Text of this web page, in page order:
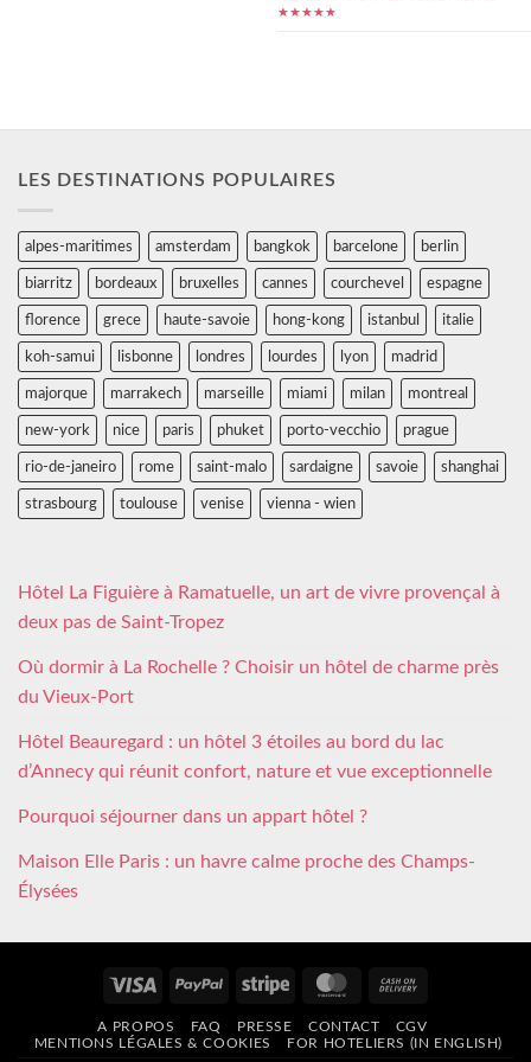
★★★★★
LES DESTINATIONS POPULAIRES
alpes-maritimes amsterdam bangkok barcelone berlin
biarritz bordeaux bruxelles cannes courchevel espagne
florence grece haute-savoie hong-kong istanbul italie
koh-samui lisbonne londres lourdes lyon madrid
majorque marrakech marseille miami milan montreal
new-york nice paris phuket porto-vecchio prague
rio-de-janeiro rome saint-malo sardaigne savoie shanghai
strasbourg toulouse venise vienna - wien
Hôtel La Figuière à Ramatuelle, un art de vivre provençal à
deux pas de Saint-Tropez
Où dormir à La Rochelle ? Choisir un hôtel de charme près
du Vieux-Port
Hôtel Beauregard : un hôtel 3 étoiles au bord du lac
d’Annecy qui réunit confort, nature et vue exceptionnelle
Pourquoi séjourner dans un appart hôtel ?
Maison Elle Paris : un havre calme proche des Champs-
Élysées
Visa PayPal Stripe MasterCard
Delivery
A PROPOS FAQ PRESSE CONTACT
CGV
MENTIONS LÉGALES & COOKIES
FOR HOTELIERS (IN ENGLISH)